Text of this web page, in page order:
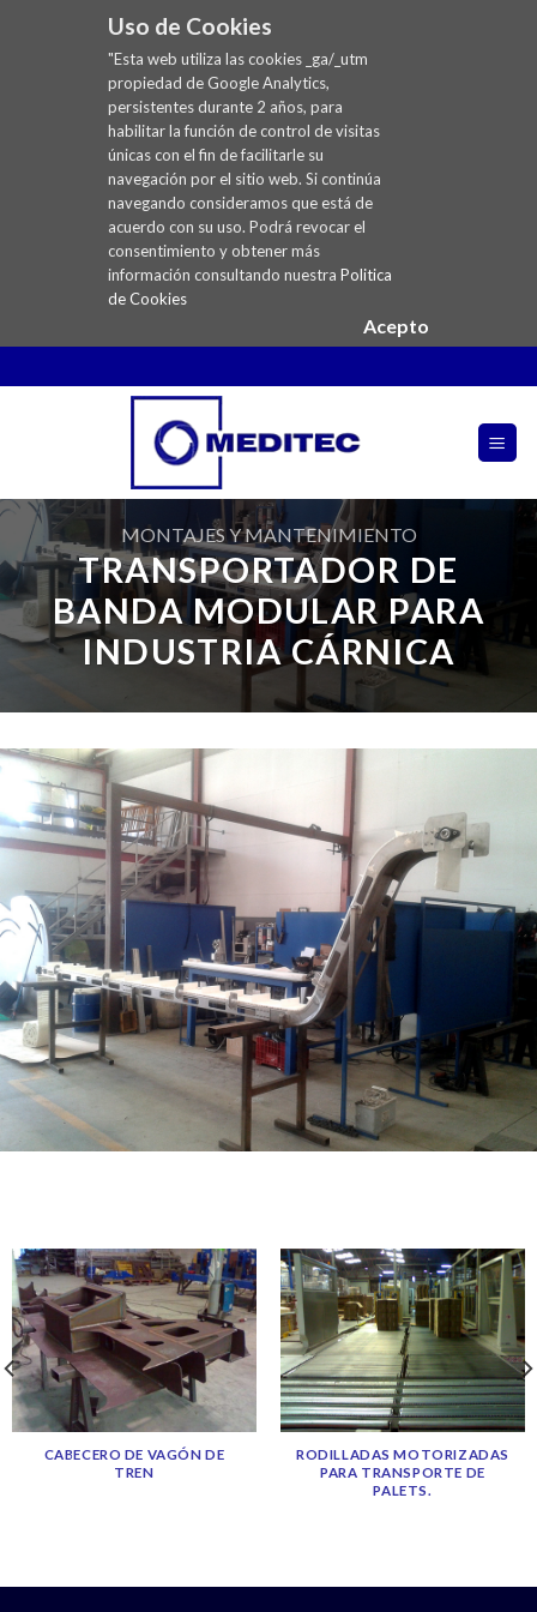
Uso de Cookies
"Esta web utiliza las cookies _ga/_utm
propiedad de Google Analytics,
persistentes durante 2 años, para
habilitar la función de control de visitas
únicas con el fin de facilitarle su
navegación por el sitio web. Si continúa
navegando consideramos que está de
acuerdo con su uso. Podrá revocar el
consentimiento y obtener más
información consultando nuestra Politica
de Cookies
Acepto
to
MONTAJES Y MANTENIMIENTO
TRANSPORTADOR DE
BANDA MODULAR PARA
INDUSTRIA CÁRNICA
CABECERO DE VAGÓN DE
TREN
RODILLADAS MOTORIZADAS
PARA TRANSPORTE DE
PALETS.